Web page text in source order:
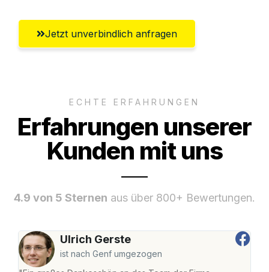
Jetzt unverbindlich anfragen
ECHTE ERFAHRUNGEN
Erfahrungen unserer
Kunden mit uns
4.9 von 5 Sternen aus über 800+ Bewertungen.
Ulrich Gerste
ist nach Genf umgezogen